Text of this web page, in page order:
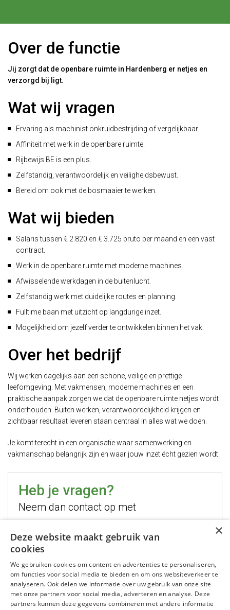
Over de functie
Jij zorgt dat de openbare ruimte in Hardenberg er netjes en
verzorgd bij ligt.
Wat wij vragen
Ervaring als machinist onkruidbestrijding of vergelijkbaar.
Affiniteit met werk in de openbare ruimte.
Rijbewijs BE is een plus.
Zelfstandig, verantwoordelijk en veiligheidsbewust.
Bereid om ook met de bosmaaier te werken.
Wat wij bieden
Salaris tussen € 2.820 en € 3.725 bruto per maand en een vast
contract.
Werk in de openbare ruimte met moderne machines.
Afwisselende werkdagen in de buitenlucht.
Zelfstandig werk met duidelijke routes en planning.
Fulltime baan met uitzicht op langdurige inzet.
Mogelijkheid om jezelf verder te ontwikkelen binnen het vak.
Over het bedrijf
Wij werken dagelijks aan een schone, veilige en prettige
leefomgeving. Met vakmensen, moderne machines en een
praktische aanpak zorgen we dat de openbare ruimte netjes wordt
onderhouden. Buiten werken, verantwoordelijkheid krijgen en
zichtbaar resultaat leveren staan centraal in alles wat we doen.
Je komt terecht in een organisatie waar samenwerking en
vakmanschap belangrijk zijn en waar jouw inzet écht gezien wordt.
Heb je vragen?
Neem dan contact op met
Hugo Jelier
Bel mij
Stuur mij een email
×
Deze website maakt gebruik van
cookies
We gebruiken cookies om content en advertenties te personaliseren,
om functies voor social media te bieden en om ons websiteverkeer te
analyseren. Ook delen we informatie over uw gebruik van onze site
met onze partners voor social media, adverteren en analyse. Deze
partners kunnen deze gegevens combineren met andere informatie